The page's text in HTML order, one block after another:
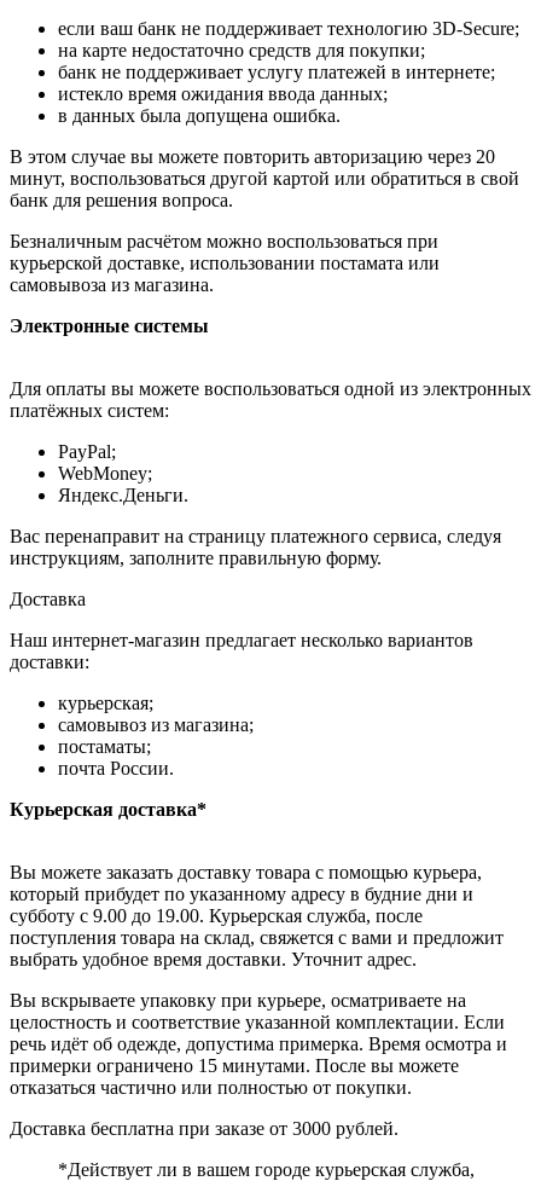
если ваш банк не поддерживает технологию 3D-Secure;
на карте недостаточно средств для покупки;
банк не поддерживает услугу платежей в интернете;
истекло время ожидания ввода данных;
в данных была допущена ошибка.
В этом случае вы можете повторить авторизацию через 20
минут, воспользоваться другой картой или обратиться в свой
банк для решения вопроса.
Безналичным расчётом можно воспользоваться при
курьерской доставке, использовании постамата или
самовывоза из магазина.
Электронные системы
Для оплаты вы можете воспользоваться одной из электронных
платёжных систем:
PayPal;
WebMoney;
Яндекс.Деньги.
Вас перенаправит на страницу платежного сервиса, следуя
инструкциям, заполните правильную форму.
Доставка
Наш интернет-магазин предлагает несколько вариантов
доставки:
курьерская;
самовывоз из магазина;
постаматы;
почта России.
Курьерская доставка*
Вы можете заказать доставку товара с помощью курьера,
который прибудет по указанному адресу в будние дни и
субботу с 9.00 до 19.00. Курьерская служба, после
поступления товара на склад, свяжется с вами и предложит
выбрать удобное время доставки. Уточнит адрес.
Вы вскрываете упаковку при курьере, осматриваете на
целостность и соответствие указанной комплектации. Если
речь идёт об одежде, допустима примерка. Время осмотра и
примерки ограничено 15 минутами. После вы можете
отказаться частично или полностью от покупки.
Доставка бесплатна при заказе от 3000 рублей.
*Действует ли в вашем городе курьерская служба,